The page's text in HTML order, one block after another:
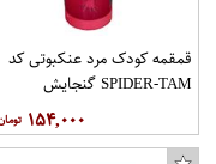
قمقمه کودک مرد عنکبوتی کد
SPIDER-TAM گنجایش
۱۵۴,۰۰۰